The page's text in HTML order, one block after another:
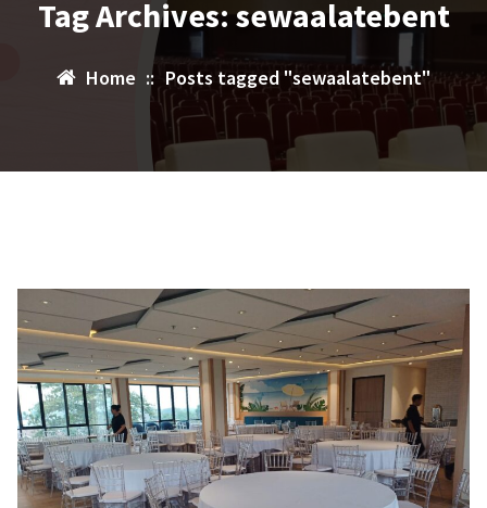
Tag Archives: sewaalatebent
Home :: Posts tagged "sewaalatebent"